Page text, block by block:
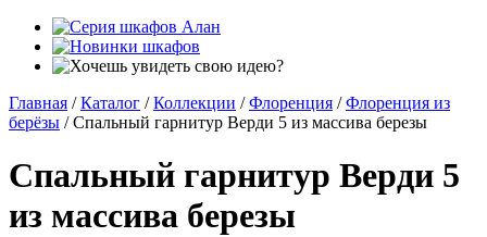
Главная / Каталог / Коллекции / Флоренция / Флоренция из
берёзы / Спальный гарнитур Верди 5 из массива березы
Спальный гарнитур Верди 5
из массива березы